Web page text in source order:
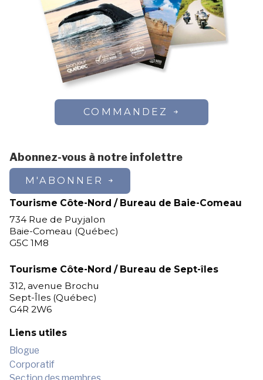
COMMANDEZ
Abonnez-vous à notre infolettre
M'ABONNER
Tourisme Côte-Nord / Bureau de Baie-Comeau
734 Rue de Puyjalon
Baie-Comeau (Québec)
G5C 1M8
Tourisme Côte-Nord / Bureau de Sept-îles
312, avenue Brochu
Sept-Îles (Québec)
G4R 2W6
Liens utiles
Blogue
Corporatif